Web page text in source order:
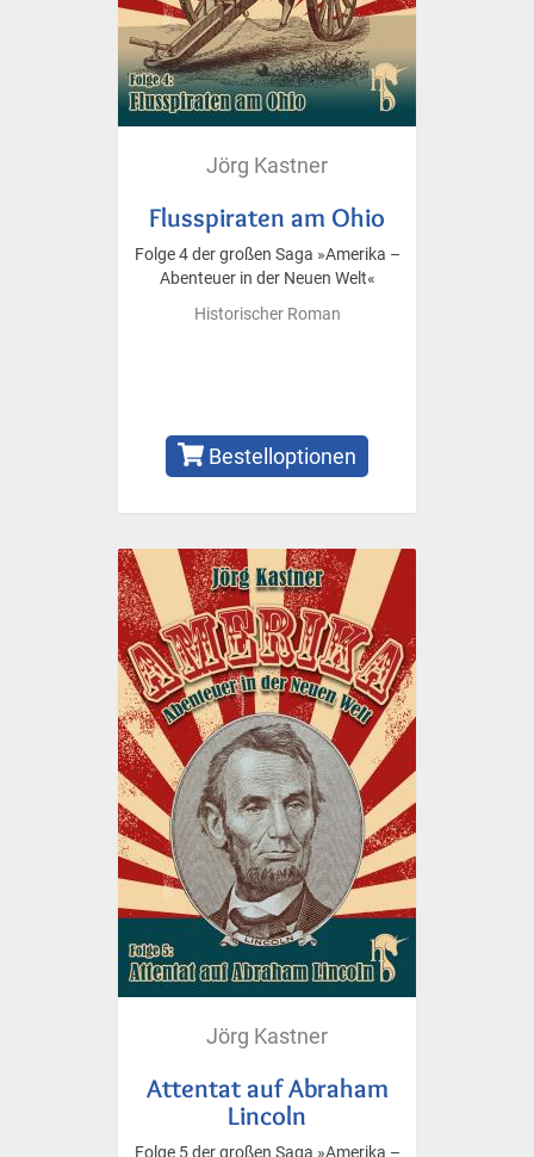
Jörg Kastner
Flusspiraten am Ohio
Folge 4 der großen Saga »Amerika –
Abenteuer in der Neuen Welt«
Historischer Roman
Bestelloptionen
Jörg Kastner
Attentat auf Abraham
Lincoln
Folge 5 der großen Saga »Amerika –